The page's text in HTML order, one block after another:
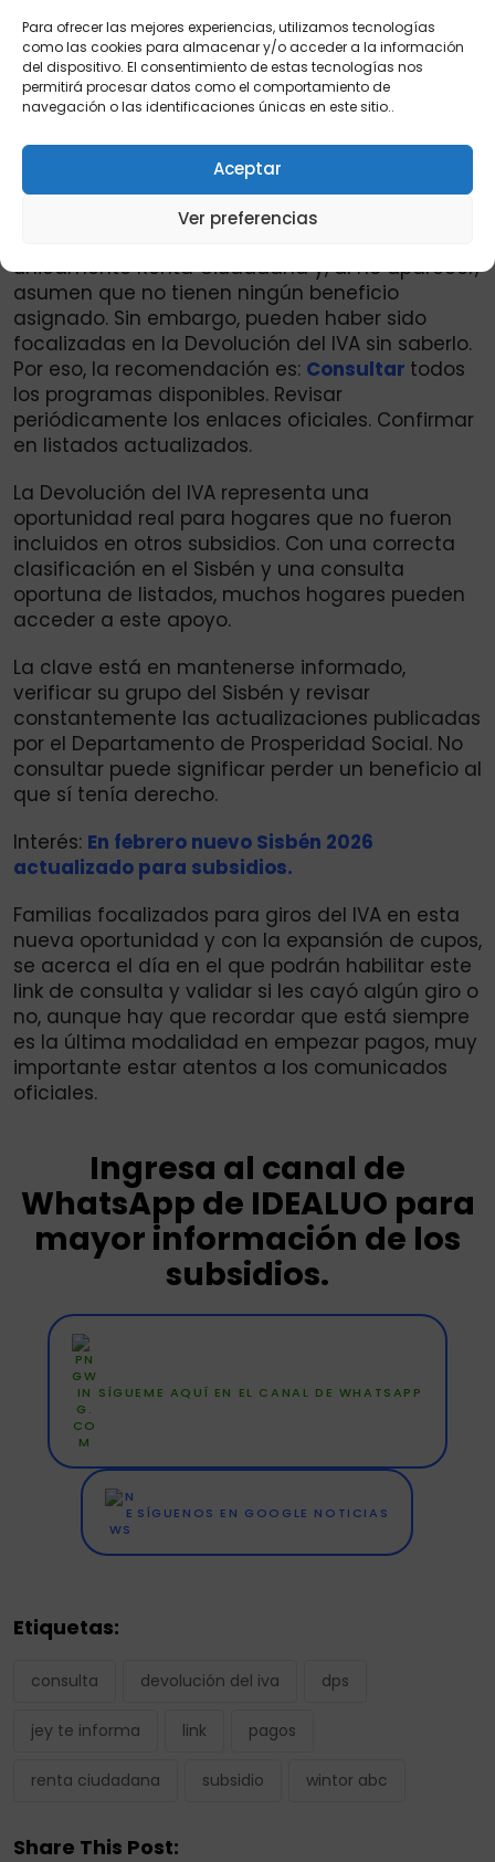
Para ofrecer las mejores experiencias, utilizamos tecnologías
como las cookies para almacenar y/o acceder a la información
del dispositivo. El consentimiento de estas tecnologías nos
permitirá procesar datos como el comportamiento de
navegación o las identificaciones únicas en este sitio..
Aceptar
Ver preferencias
Anuncios:Consulta en febrero bono a jefe de
hogar, nueva focalización 2026.
No se enfoque solo en Renta Ciudadana.
únicamente Renta Ciudadana y, al no aparecer,
asumen que no tienen ningún beneficio
asignado. Sin embargo, pueden haber sido
focalizadas en la Devolución del IVA sin saberlo.
Por eso, la recomendación es: Consultar todos
los programas disponibles. Revisar
periódicamente los enlaces oficiales. Confirmar
en listados actualizados.
La Devolución del IVA representa una
oportunidad real para hogares que no fueron
incluidos en otros subsidios. Con una correcta
clasificación en el Sisbén y una consulta
oportuna de listados, muchos hogares pueden
acceder a este apoyo.
La clave está en mantenerse informado,
verificar su grupo del Sisbén y revisar
constantemente las actualizaciones publicadas
por el Departamento de Prosperidad Social. No
consultar puede significar perder un beneficio al
que sí tenía derecho.
Interés: En febrero nuevo Sisbén 2026
actualizado para subsidios.
Familias focalizados para giros del IVA en esta
nueva oportunidad y con la expansión de cupos,
se acerca el día en el que podrán habilitar este
link de consulta y validar si les cayó algún giro o
no, aunque hay que recordar que está siempre
es la última modalidad en empezar pagos, muy
importante estar atentos a los comunicados
oficiales.
Ingresa al canal de
WhatsApp de IDEALUO para
mayor información de los
subsidios.
SÍGUEME AQUÍ EN EL CANAL DE WHATSAPP
SÍGUENOS EN GOOGLE NOTICIAS
Etiquetas:
consulta devolución del iva dps
jey te informa link pagos
renta ciudadana subsidio wintor abc
Share This Post: